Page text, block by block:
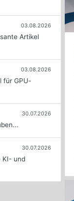
03.08.2026
Artikel
03.08.2026
für GPU-
30.07.2026
30.07.2026
KI- und